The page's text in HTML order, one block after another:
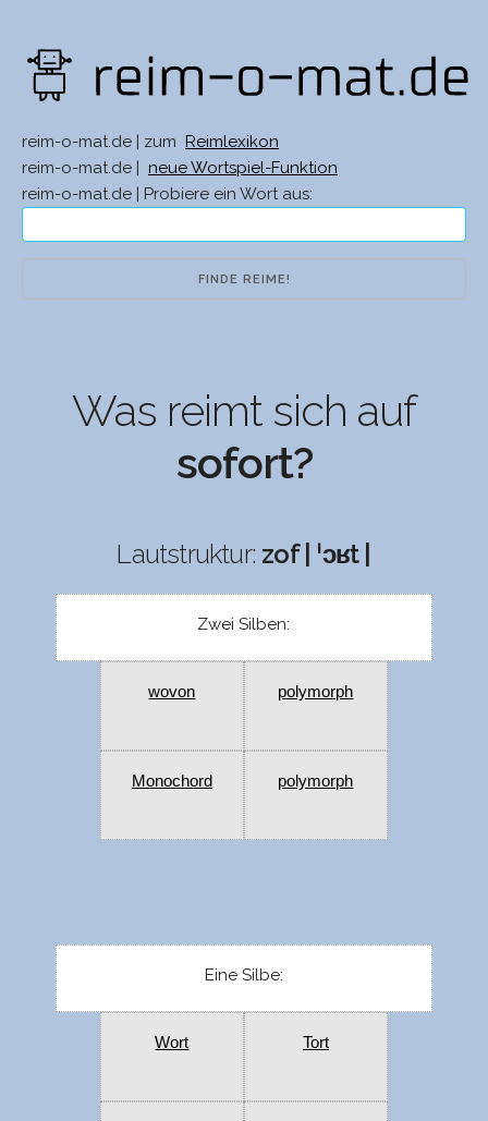
reim-o-mat.de | zum
Reimlexikon
reim-o-mat.de |
neue Wortspiel-Funktion
reim-o-mat.de | Probiere ein Wort aus:
Was reimt sich auf
sofort?
Lautstruktur: zof | ˈɔʁt |
Zwei Silben:
wovon polymorph
Monochord polymorph
Eine Silbe:
Wort Tort